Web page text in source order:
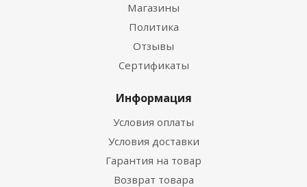
Магазины
Политика
Отзывы
Сертификаты
Информация
Условия оплаты
Условия доставки
Гарантия на товар
Возврат товара